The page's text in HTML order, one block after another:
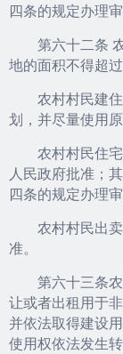
四条的规定办理审
第六十二条 农
地的面积不得超
农村村民建住
划，并尽量使用
农村村民住宅
人民政府批准；
四条的规定办理审
农村村民出卖
准。
第六十三条农
让或者出租用于
并依法取得建设
使用权依法发生转